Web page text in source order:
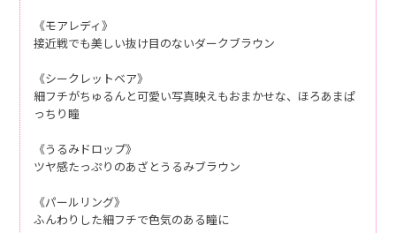
《モアレディ》
接近戦でも美しい抜け目のないダークブラウン
《シークレットベア》
細フチがちゅるんと可愛い写真映えもおまかせな、ほろあまぱ
っちり瞳
《うるみドロップ》
ツヤ感たっぷりのあざとうるみブラウン
《パールリング》
ふんわりした細フチで色気のある瞳に